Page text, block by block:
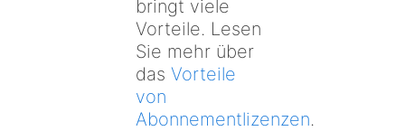
bringt viele
Vorteile. Lesen
Sie mehr über
das Vorteile
von
Abonnementlizenzen.